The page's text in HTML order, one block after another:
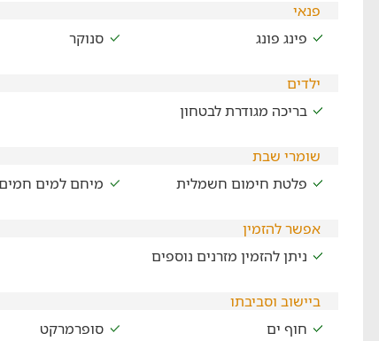
פנאי
פינג פונג
סנוקר
ילדים
בריכה מגודרת לבטחון
שומרי שבת
פלטת חימום חשמלית
מיחם למים
אפשר להזמין
ניתן להזמין מזרנים נוספים
ביישוב וסביבתו
חוף ים
סופרמרקט